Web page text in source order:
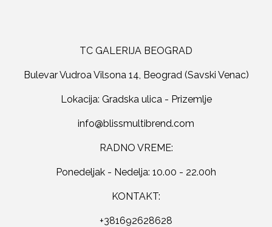
TC GALERIJA BEOGRAD
Bulevar Vudroa Vilsona 14, Beograd (Savski Venac)
Lokacija: Gradska ulica - Prizemlje
RADNO VREME:
Ponedeljak - Nedelja: 10.00 - 22.00h
KONTAKT:
+381692628628